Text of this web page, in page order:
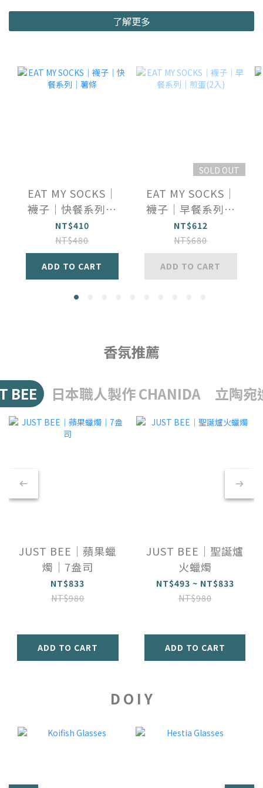
了解更多
EAT MY SOCKS｜
襪子｜快餐系列｜
薯條
NT$410
NT$480
ADD TO CART
SOLD OUT
EAT MY SOCKS｜
襪子｜早餐系列｜
煎蛋(2入)
NT$612
NT$680
ADD TO CART
香氛推薦
BEE 日本職人製作 CHANIDA 立陶宛
JUST BEE｜蘋果蠟
燭｜7盎司
NT$833
NT$980
ADD TO CART
JUST BEE｜聖誕爐
火蠟燭
NT$493 ~ NT$833
NT$980
ADD TO CART
D O I Y